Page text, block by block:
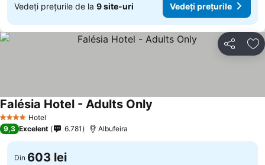
Vedeți prețurile de la 9 site-uri Vedeți prețurile
Distribuiți
4 Stele Hotel
Falésia Hotel - Adults Only
9,3 Excelent 6.781 Albufeira
Din 603 lei